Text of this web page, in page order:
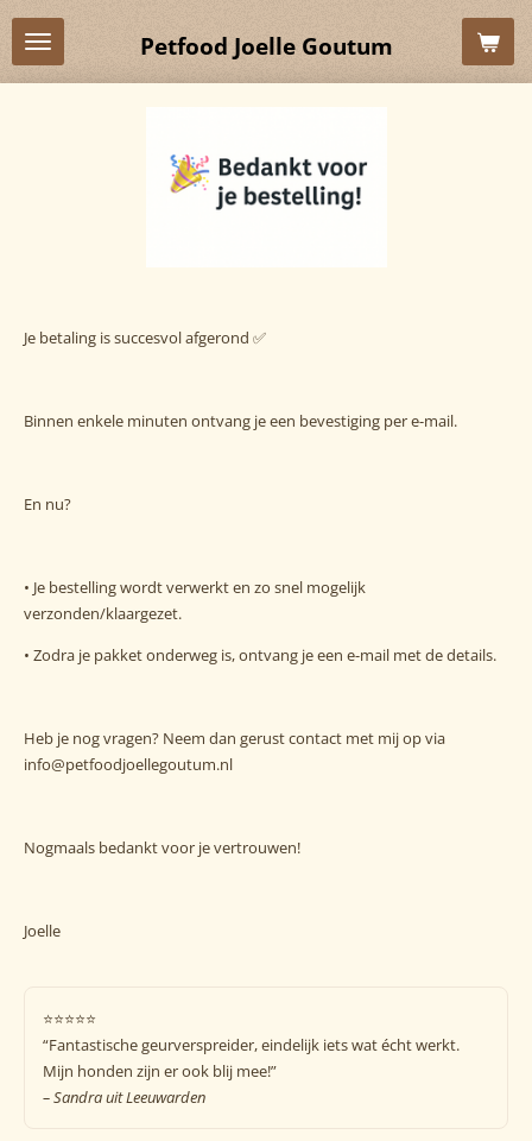
Ga
direct
Petfood Joelle Goutum
Je betaling is succesvol afgerond ✅
Binnen enkele minuten ontvang je een bevestiging per e-mail.
En nu?
• Je bestelling wordt verwerkt en zo snel mogelijk
verzonden/klaargezet.
• Zodra je pakket onderweg is, ontvang je een e-mail met de details.
Heb je nog vragen? Neem dan gerust contact met mij op via
info@petfoodjoellegoutum.nl
Nogmaals bedankt voor je vertrouwen!
Joelle
⭐️⭐️⭐️⭐️⭐️
“Fantastische geurverspreider, eindelijk iets wat écht werkt.
Mijn honden zijn er ook blij mee!”
– Sandra uit Leeuwarden